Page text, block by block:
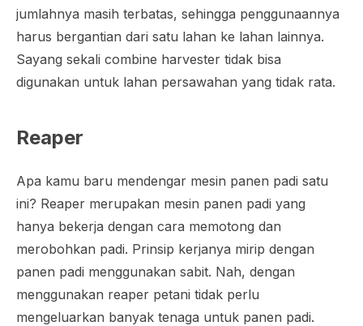
jumlahnya masih terbatas, sehingga penggunaannya
harus bergantian dari satu lahan ke lahan lainnya.
Sayang sekali combine harvester tidak bisa
digunakan untuk lahan persawahan yang tidak rata.
Reaper
Apa kamu baru mendengar mesin panen padi satu
ini? Reaper merupakan mesin panen padi yang
hanya bekerja dengan cara memotong dan
merobohkan padi. Prinsip kerjanya mirip dengan
panen padi menggunakan sabit. Nah, dengan
menggunakan reaper petani tidak perlu
mengeluarkan banyak tenaga untuk panen padi.